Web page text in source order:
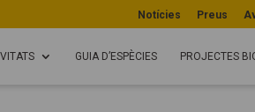
Notícies Preus
GUIA D’ESPÈCIES PROJECTES